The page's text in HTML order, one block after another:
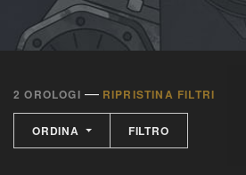
2 OROLOGI — RIPRISTINA FILTRI
ORDINA FILTRO